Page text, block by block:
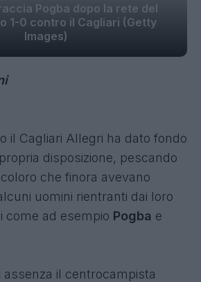
Pogba dopo la rete del
1-0 contro il Cagliari (Getty
Images)
il Cagliari Allegri ha dato fondo
disposizione, pescando
che finora avevano
uomini rientranti dai loro
come ad esempio Pogba e
assenza il centrocampista